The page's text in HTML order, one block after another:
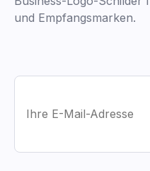
und Empfangsmarken.